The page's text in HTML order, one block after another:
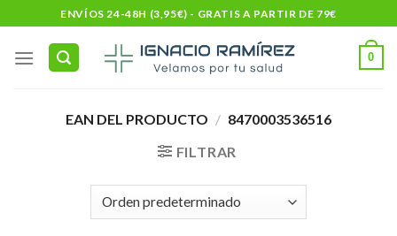
to
content
ENVÍOS 24-48H (3,95€) - GRATIS A PARTIR DE 79€
0
EAN DEL PRODUCTO / 8470003536516
FILTRAR